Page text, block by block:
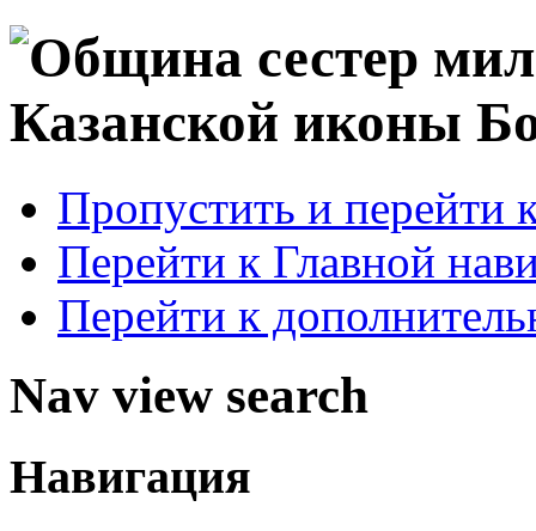
Пропустить и перейти
Перейти к Главной
Перейти к
Nav view search
Навигация